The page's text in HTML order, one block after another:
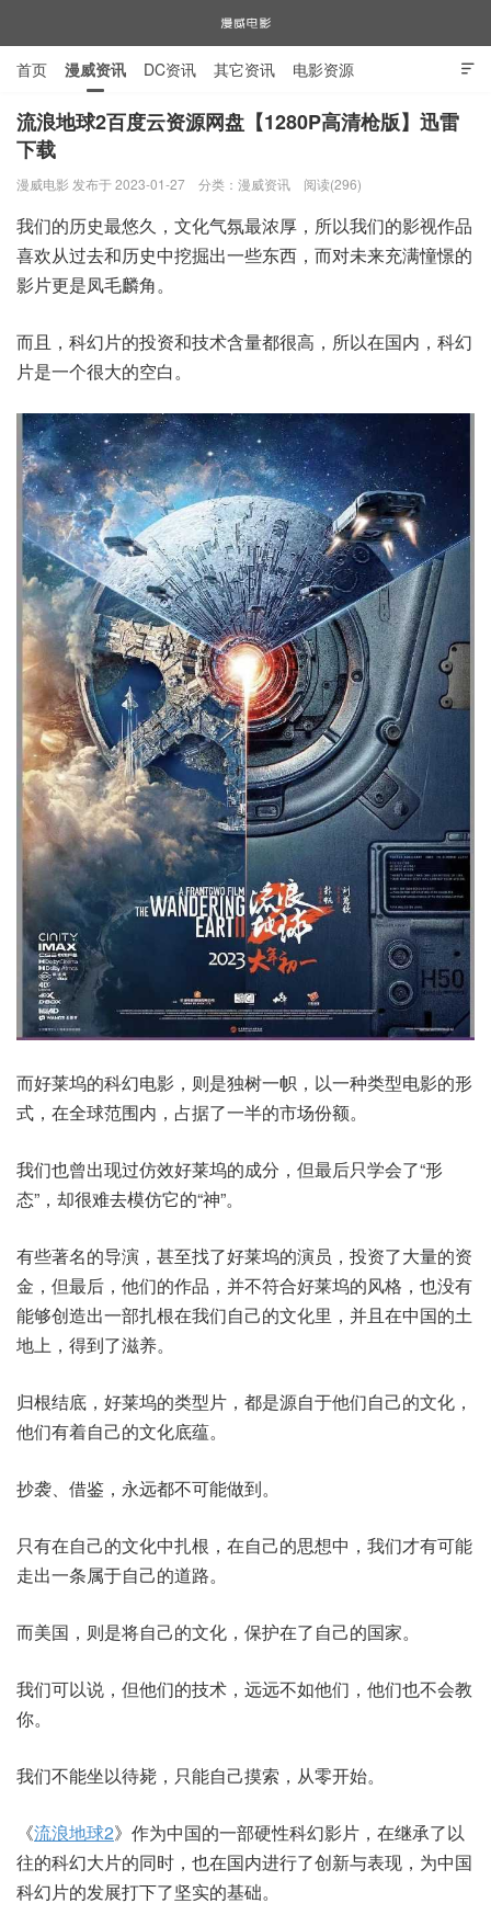
漫威电影

首页 漫威资讯 DC资讯 其它资讯 电影资源
电视剧资源 漫威图片
流浪地球2百度云资源网盘【1280P高清枪版】迅雷
下载
漫威电影 发布于 2023-01-27 分类： 漫威资讯 阅读(296)
我们的历史最悠久，文化气氛最浓厚，所以我们的影视作品
喜欢从过去和历史中挖掘出一些东西，而对未来充满憧憬的
影片更是凤毛麟角。
而且，科幻片的投资和技术含量都很高，所以在国内，科幻
片是一个很大的空白。
而好莱坞的科幻电影，则是独树一帜，以一种类型电影的形
式，在全球范围内，占据了一半的市场份额。
我们也曾出现过仿效好莱坞的成分，但最后只学会了“形
态”，却很难去模仿它的“神”。
有些著名的导演，甚至找了好莱坞的演员，投资了大量的资
金，但最后，他们的作品，并不符合好莱坞的风格，也没有
能够创造出一部扎根在我们自己的文化里，并且在中国的土
地上，得到了滋养。
归根结底，好莱坞的类型片，都是源自于他们自己的文化，
他们有着自己的文化底蕴。
抄袭、借鉴，永远都不可能做到。
只有在自己的文化中扎根，在自己的思想中，我们才有可能
走出一条属于自己的道路。
而美国，则是将自己的文化，保护在了自己的国家。
我们可以说，但他们的技术，远远不如他们，他们也不会教
你。
我们不能坐以待毙，只能自己摸索，从零开始。
《流浪地球2》作为中国的一部硬性科幻影片，在继承了以
往的科幻大片的同时，也在国内进行了创新与表现，为中国
科幻片的发展打下了坚实的基础。